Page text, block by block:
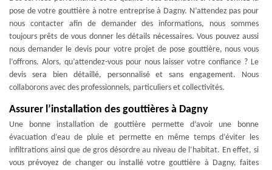
pose de votre gouttière à notre entreprise à Dagny. N’attendez pas pour
nous contacter afin de demander des informations, nous sommes
toujours prêts de vous donner les détails nécessaires. Vous pouvez aussi
nous demander le devis pour votre projet de pose gouttière, nous vous
l’offrons. Alors, qu’attendez-vous pour nous laisser votre confiance ? Le
devis sera bien détaillé, personnalisé et sans engagement. Nous
collaborons avec des professionnels, particuliers et collectivités.
Assurer l’installation des gouttières à Dagny
Une bonne installation de gouttière permette d’avoir une bonne
évacuation d’eau de pluie et permette en même temps d’éviter les
infiltrations ainsi que de gros désordre au niveau de l’habitat. En effet, si
vous prévoyez de changer ou installé votre gouttière à Dagny, faites